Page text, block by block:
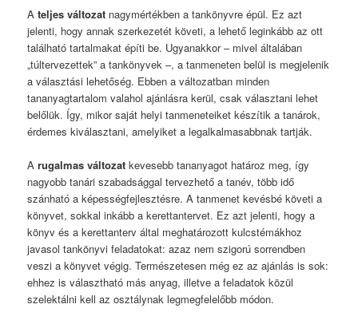
Ateljes változat nagymértékben a tankönyvre épül. Ez azt
jelenti, hogy annak szerkezetét követi, a lehető leginkább az ott
található tartalmakat építi be. Ugyanakkor – mivel általában
„túltervezettek” a tankönyvek –, a tanmeneten belül is megjelenik
a választási lehetőség. Ebben a változatban minden
tananyagtartalom valahol ajánlásra kerül, csak választani lehet
belőlük. Így, mikor saját helyi tanmeneteiket készítik a tanárok,
érdemes kiválasztani, amelyiket a legalkalmasabbnak tartják.
Arugalmas változat kevesebb tananyagot határoz meg, így
nagyobb tanári szabadsággal tervezhető a tanév, több idő
szánható a képességfejlesztésre. A tanmenet kevésbé követi a
könyvet, sokkal inkább a kerettantervet. Ez azt jelenti, hogy a
könyv és a kerettanterv által meghatározott kulcstémákhoz
javasol tankönyvi feladatokat: azaz nem szigorú sorrendben
veszi a könyvet végig. Természetesen még ez az ajánlás is sok:
ehhez is választható más anyag, illetve a feladatok közül
szelektálni kell az osztálynak legmegfelelőbb módon.